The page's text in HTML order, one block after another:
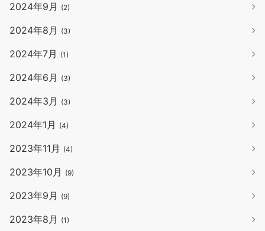
2024年9月 (2)
2024年8月 (3)
2024年7月 (1)
2024年6月 (3)
2024年3月 (3)
2024年1月 (4)
2023年11月 (4)
2023年10月 (9)
2023年9月 (9)
2023年8月 (1)